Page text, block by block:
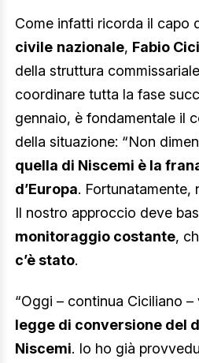
Come infatti ricorda il capo
civile nazionale, Fabio
della struttura
coordinare tutta la fase
gennaio, è fondamentale il
della situazione: “Non
quella di Niscemi è la
d’Europa. Fortunatamente,
Il nostro approccio deve
monitoraggio costante,
c’è stato.
“Oggi – continua Ciciliano
legge di conversione del
Niscemi. Io ho già